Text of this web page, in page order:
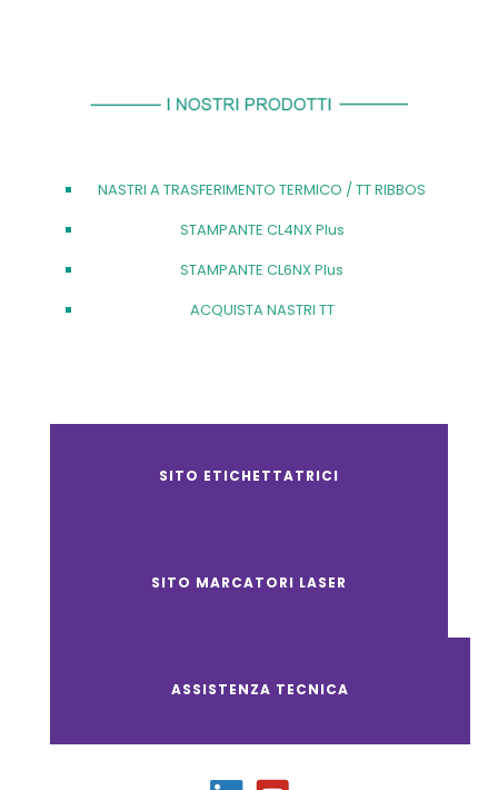
NASTRI A TRASFERIMENTO TERMICO / TT RIBBOS
STAMPANTE CL4NX Plus
STAMPANTE CL6NX Plus
ACQUISTA NASTRI TT
SITO ETICHETTATRICI
SITO MARCATORI LASER
ASSISTENZA TECNICA